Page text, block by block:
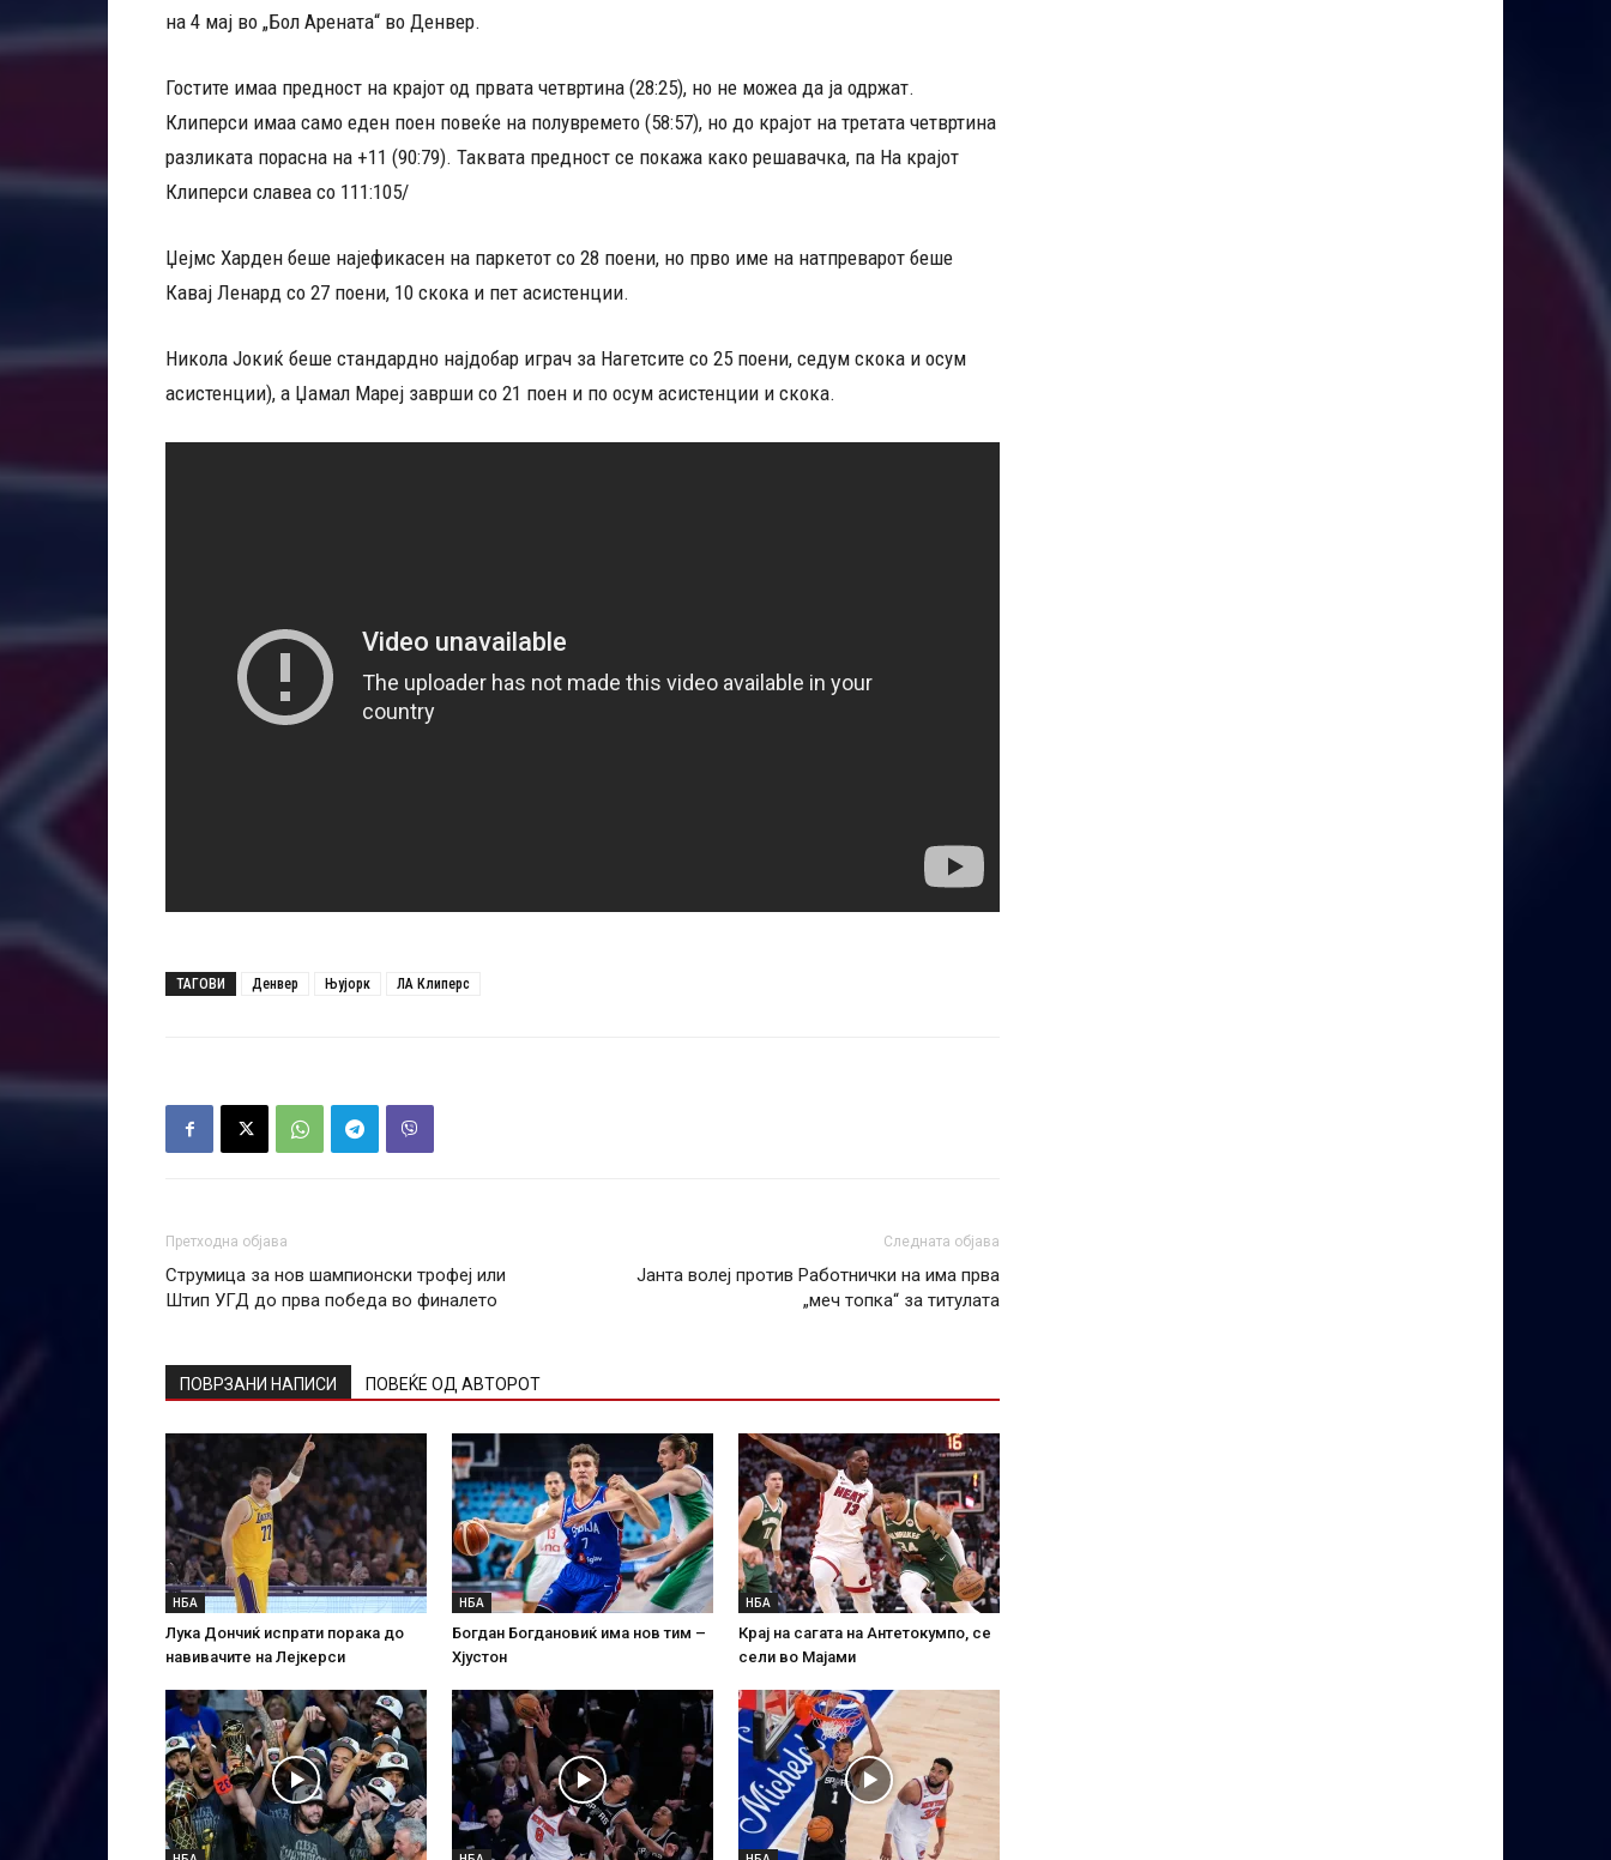
на 4 мај во „Бол Арената“ во Денвер.
Гостите имаа предност на крајот од првата четвртина (28:25), но не можеа да ја одржат.
Клиперси имаа само еден поен повеќе на полувремето (58:57), но до крајот на третата четвртина
разликата порасна на +11 (90:79). Таквата предност се покажа како решавачка, па На крајот
Клиперси славеа со 111:105/
Џејмс Харден беше најефикасен на паркетот со 28 поени, но прво име на натпреварот беше
Кавај Ленард со 27 поени, 10 скока и пет асистенции.
Никола Јокиќ беше стандардно најдобар играч за Нагетсите со 25 поени, седум скока и осум
асистенции), а Џамал ​​Мареј заврши со 21 поен и по осум асистенции и скока.
ТАГОВИ Денвер Њујорк ЛА Клиперс
Претходна објава
Струмица за нов шампионски трофеј или
Штип УГД до прва победа во финалето
Следната објава
Јанта волеј против Работнички на има прва
„меч топка“ за титулата
ПОВРЗАНИ НАПИСИ ПОВЕЌЕ ОД АВТОРОТ
НБА
Лука Дончиќ испрати порака до
навивачите на Лејкерси
НБА
Богдан Богдановиќ има нов тим –
Хјустон
НБА
Крај на сагата на Антетокумпо, се
сели во Мајами